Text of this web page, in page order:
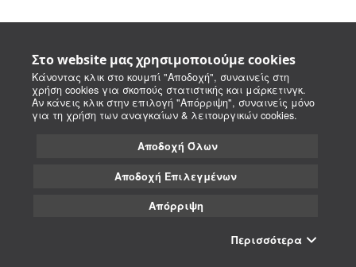
Στο website μας χρησιμοποιούμε cookies
Κάνοντας κλικ στο κουμπί "Αποδοχή", συναινείς στη
χρήση cookies για σκοπούς στατιστικής και μάρκετινγκ.
Αν κάνεις κλικ στην επιλογή "Απόρριψη", συναινείς μόνο
για τη χρήση των αναγκαίων & λειτουργικών cookies.
Αποδοχή Όλων
Αποδοχή Επιλεγμένων
Απόρριψη
Περισσότερα